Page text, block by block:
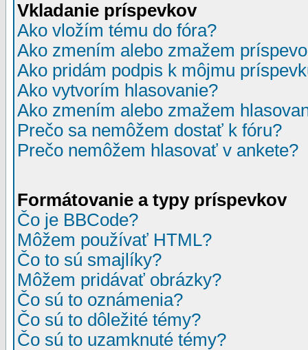
Vkladanie príspevkov
Ako vložím tému do fóra?
Ako zmením alebo zmažem
Ako pridám podpis k môjmu
Ako vytvorím hlasovanie?
Ako zmením alebo zmažem
Prečo sa nemôžem dostať k fóru?
Prečo nemôžem hlasovať v ankete?
Formátovanie a typy príspevkov
Čo je BBCode?
Môžem používať HTML?
Čo to sú smajlíky?
Môžem pridávať obrázky?
Čo sú to oznámenia?
Čo sú to dôležité témy?
Čo sú to uzamknuté témy?